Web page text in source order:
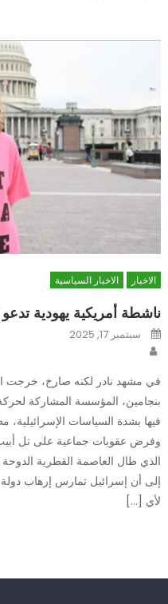
الاخبار الاخبار السياسية
ناشطة أمريكية يهودية
Posted
onسبتمبر 17, 2025
في مشهد نادر لكنه صارخ، خرجت
فيها بشدة السياسات الإسرائيلية،
وفرض عقوبات جماعية على تل
الذي طال العاصمة القطرية
إلى أن إسرائيل تمارس إرهاب
لأي […]